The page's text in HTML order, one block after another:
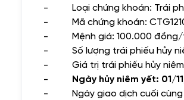
-
Loại chứng khoán: Trái
-
Mã chứng khoán:
-
Mệnh giá: 100.000
-
Số lượng trái phiếu hủy
-
Giá trị trái phiếu hủy
-
Ngày hủy niêm yết: 01/
-
Ngày giao dịch cuối